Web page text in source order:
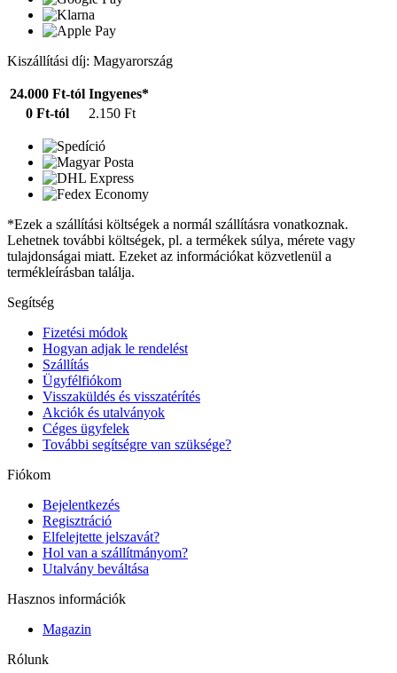
Kiszállítási díj: Magyarország
24.000 Ft-tól Ingyenes*
0 Ft-tól
2.150 Ft
*Ezek a szállítási költségek a normál szállításra vonatkoznak.
Lehetnek további költségek, pl. a termékek súlya, mérete vagy
tulajdonságai miatt. Ezeket az információkat közvetlenül a
termékleírásban találja.
Segítség
Fizetési módok
Hogyan adjak le rendelést
Szállítás
Ügyfélfiókom
Visszaküldés és visszatérítés
Akciók és utalványok
Céges ügyfelek
További segítségre van szüksége?
Fiókom
Bejelentkezés
Regisztráció
Elfelejtette jelszavát?
Hol van a szállítmányom?
Utalvány beváltása
Hasznos információk
Magazin
Rólunk